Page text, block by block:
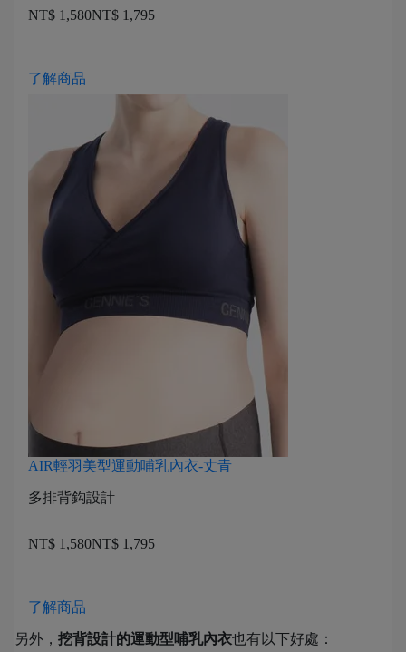
NT$ 1,580NT$ 1,795
了解商品
AIR輕羽美型運動哺乳內衣-丈青
多排背鈎設計
NT$ 1,580NT$ 1,795
了解商品
另外， 挖背設計的運動型哺乳內衣也有以下好處：